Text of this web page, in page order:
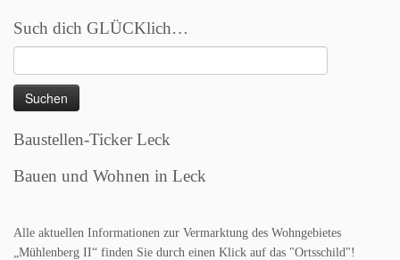
Such dich GLÜCKlich…
nach:
Baustellen-Ticker Leck
Bauen und Wohnen in Leck
Alle aktuellen Informationen zur Vermarktung des Wohngebietes
„Mühlenberg II“ finden Sie durch einen Klick auf das "Ortsschild"!